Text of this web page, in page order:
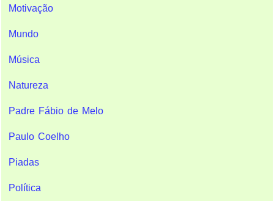
Motivação
Mundo
Música
Natureza
Padre Fábio de Melo
Paulo Coelho
Piadas
Política